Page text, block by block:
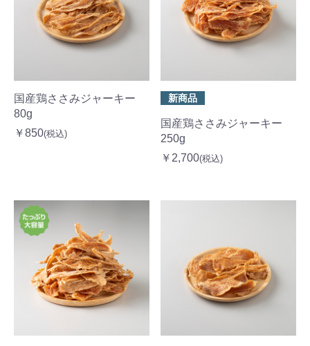
国産鶏ささみジャーキー
80g
￥850(税込)
新商品
国産鶏ささみジャーキー
250g
￥2,700(税込)